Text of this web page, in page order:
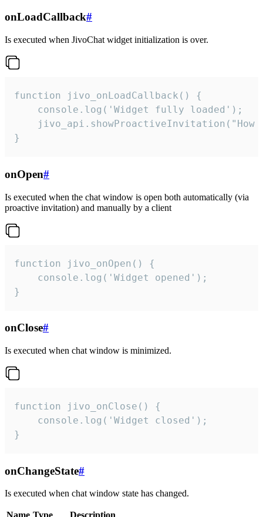
onLoadCallback#
Is executed when JivoChat widget initialization is over.
function jivo_onLoadCallback() {
    console.log('Widget fully loaded');
jivo_api.showProactiveInvitation("How
}
onOpen#
Is executed when the chat window is open both automatically (via
proactive invitation) and manually by a client
function jivo_onOpen() {
    console.log('Widget opened');
}
onClose#
Is executed when chat window is minimized.
function jivo_onClose() {
    console.log('Widget closed');
}
onChangeState#
Is executed when chat window state has changed.